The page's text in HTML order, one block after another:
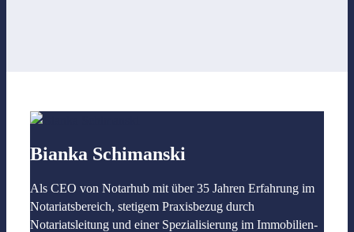
Bianka Schimanski
Als CEO von Notarhub mit über 35 Jahren Erfahrung im
Notariatsbereich, stetigem Praxisbezug durch
Notariatsleitung und einer Spezialisierung im Immobilien-